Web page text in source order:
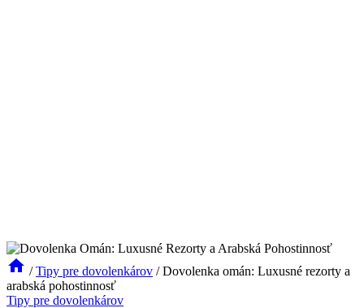
/ Tipy pre dovolenkárov / Dovolenka omán: Luxusné rezorty a
arabská pohostinnosť
Tipy pre dovolenkárov